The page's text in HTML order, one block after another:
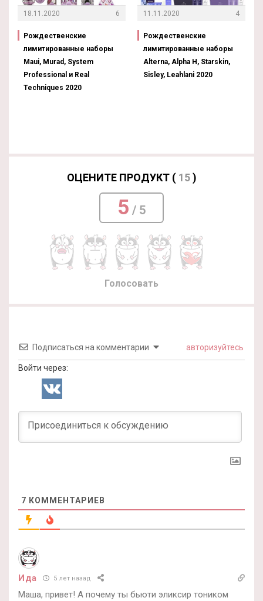
18.11.2020 6
Рождественские
лимитированные наборы
Maui, Murad, System
Professional и Real
Techniques 2020
11.11.2020 4
Рождественские
лимитированные наборы
Alterna, Alpha H, Starskin,
Sisley, Leahlani 2020
ОЦЕНИТЕ ПРОДУКТ ( 15)
5 / 5
Голосовать
Подписаться на комментарии авторизуйтесь
Войти через:
7 КОММЕНТАРИЕВ
Ида 5 лет назад
Маша, привет! А почему ты бьюти эликсир тоником